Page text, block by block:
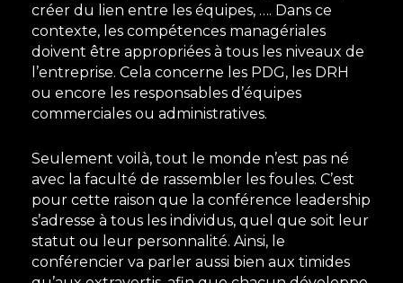
créer du lien entre les équipes, …. Dans ce
contexte, les compétences managériales
doivent être appropriées à tous les niveaux de
l’entreprise. Cela concerne les PDG, les DRH
ou encore les responsables d’équipes
commerciales ou administratives.
Seulement voilà, tout le monde n’est pas né
avec la faculté de rassembler les foules. C’est
pour cette raison que la conférence leadership
s’adresse à tous les individus, quel que soit leur
statut ou leur personnalité. Ainsi, le
conférencier va parler aussi bien aux timides